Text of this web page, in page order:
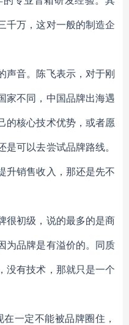
千万，这对一般的制造企
声音。陈飞表示，对于刚
家不同，中国品牌出海遇
的核心技术优势，或者愿
可以去尝试品牌路线。
升销售收入，那还是先不
很初级，说的最多的是商
为品牌是有溢价的。同质
没有技术，那就只是一个
一定不能被品牌圈住，